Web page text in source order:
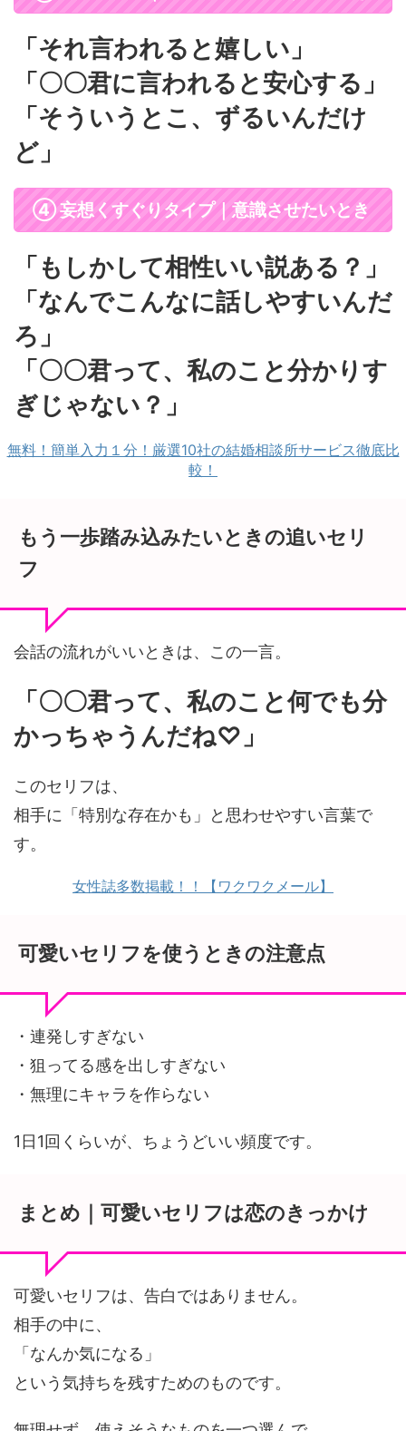
「それ言われると嬉しい」
「〇〇君に言われると安心する」
「そういうとこ、ずるいんだけ
ど」
④ 妄想くすぐりタイプ｜意識させたいとき
「もしかして相性いい説ある？」
「なんでこんなに話しやすいんだ
ろ」
「〇〇君って、私のこと分かりす
ぎじゃない？」
無料！簡単入力１分！厳選10社の結婚相談所サービス徹底比
較！
もう一歩踏み込みたいときの追いセリ
フ
会話の流れがいいときは、この一言。
「〇〇君って、私のこと何でも分
かっちゃうんだね♡」
このセリフは、
相手に「特別な存在かも」と思わせやすい言葉で
す。
女性誌多数掲載！！【ワクワクメール】
可愛いセリフを使うときの注意点
・連発しすぎない
・狙ってる感を出しすぎない
・無理にキャラを作らない
1日1回くらいが、ちょうどいい頻度です。
まとめ｜可愛いセリフは恋のきっかけ
可愛いセリフは、告白ではありません。
相手の中に、
「なんか気になる」
という気持ちを残すためのものです。